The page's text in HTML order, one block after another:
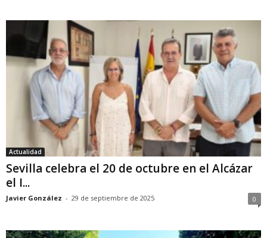
Actualidad
Sevilla celebra el 20 de octubre en el Alcázar
el I...
Javier González - 29 de septiembre de 2025 0